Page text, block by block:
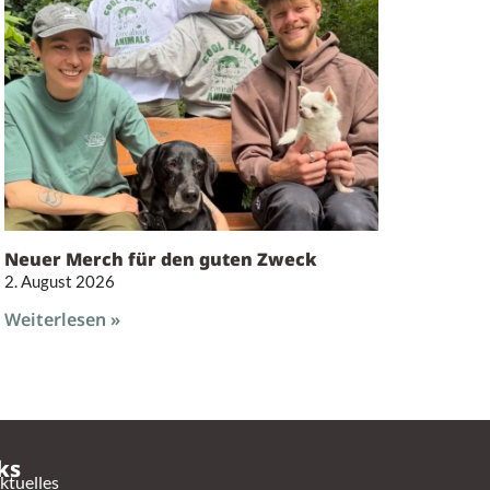
Neuer Merch für den guten Zweck
2. August 2026
Weiterlesen »